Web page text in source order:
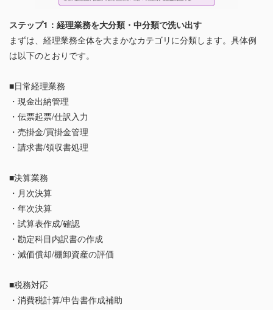
ステップ1：経理業務を大分類・中分類で洗い出す
まずは、経理業務全体を大まかなカテゴリに分類します。具体例
は以下のとおりです。
■日常経理業務
・現金出納管理
・伝票起票/仕訳入力
・売掛金/買掛金管理
・請求書/領収書処理
■決算業務
・月次決算
・年次決算
・試算表作成/確認
・勘定科目内訳書の作成
・減価償却/棚卸資産の評価
■税務対応
・消費税計算/申告書作成補助